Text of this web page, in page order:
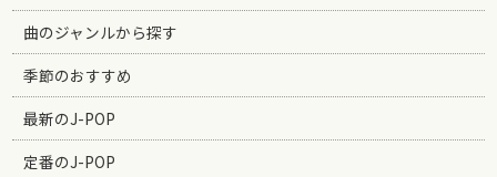
曲のジャンルから探す
季節のおすすめ
最新のJ-POP
定番のJ-POP